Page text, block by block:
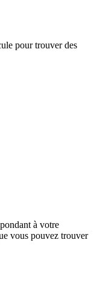
pour trouver des
à votre
vous pouvez trouver